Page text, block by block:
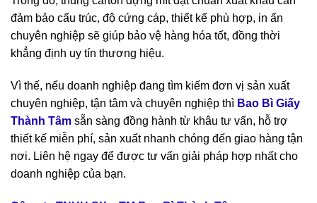
đảm bảo cấu trúc, độ cứng cáp, thiết kế phù hợp, in ấn
chuyên nghiệp sẽ giúp bảo vệ hàng hóa tốt, đồng thời
khẳng định uy tín thương hiệu.
Vì thế, nếu doanh nghiệp đang tìm kiếm đơn vị sản xuất
chuyên nghiệp, tận tâm và chuyên nghiệp thì Bao Bì Giấy
Thành Tâm sẵn sàng đồng hành từ khâu tư vấn, hỗ trợ
thiết kế miễn phí, sản xuất nhanh chóng đến giao hàng tận
nơi. Liên hệ ngay để được tư vấn giải pháp hợp nhất cho
doanh nghiệp của bạn.